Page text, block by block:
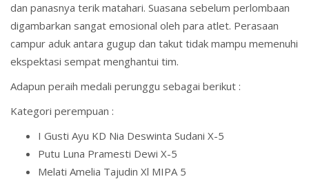
dan panasnya terik matahari. Suasana sebelum perlombaan
digambarkan sangat emosional oleh para atlet. Perasaan
campur aduk antara gugup dan takut tidak mampu memenuhi
ekspektasi sempat menghantui tim.
Adapun peraih medali perunggu sebagai berikut :
Kategori perempuan :
I Gusti Ayu KD Nia Deswinta Sudani X-5
Putu Luna Pramesti Dewi X-5
Melati Amelia Tajudin Xl MIPA 5